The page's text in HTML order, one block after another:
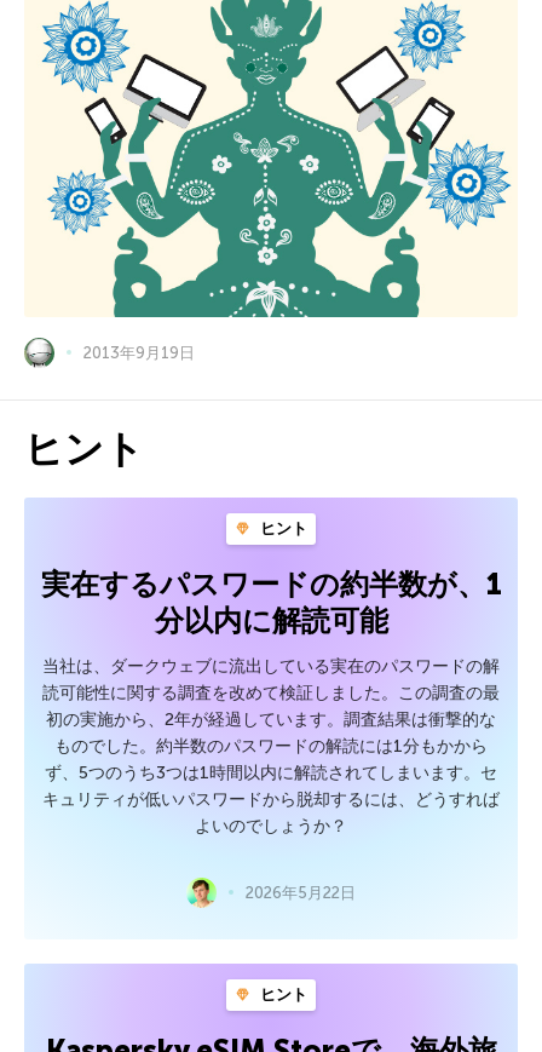
2013年9月19日
ヒント
ヒント
実在するパスワードの約半数が、1
分以内に解読可能
当社は、ダークウェブに流出している実在のパスワードの解
読可能性に関する調査を改めて検証しました。この調査の最
初の実施から、2年が経過しています。調査結果は衝撃的な
ものでした。約半数のパスワードの解読には1分もかから
ず、5つのうち3つは1時間以内に解読されてしまいます。セ
キュリティが低いパスワードから脱却するには、どうすれば
よいのでしょうか？
2026年5月22日
ヒント